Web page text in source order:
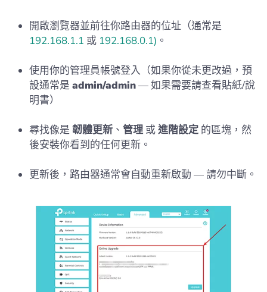
開啟瀏覽器並前往你路由器的位址（通常是
192.168.1.1 或 192.168.0.1) 。
使用你的管理員帳號登入（如果你從未更改過，預
設通常是admin/admin— 如果需要請查看貼紙/說
明書）
尋找像是韌體更新 、 管理 或進階設定 的區塊，然
後安裝你看到的任何更新。
更新後，路由器通常會自動重新啟動 — 請勿中斷。